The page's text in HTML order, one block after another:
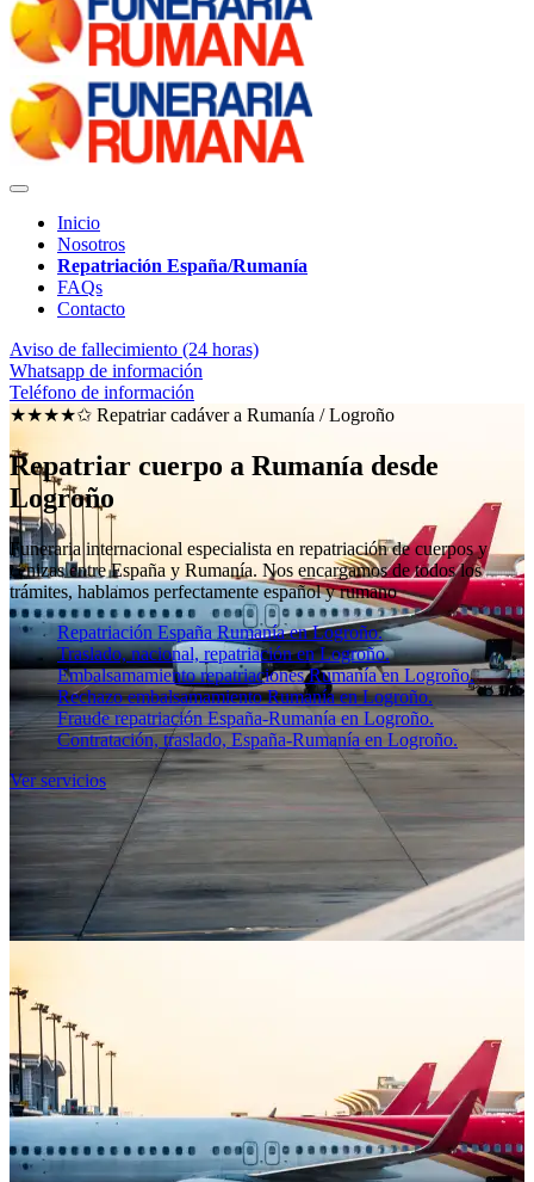
Inicio
Nosotros
Repatriación España/Rumanía
FAQs
Contacto
Aviso de fallecimiento (24 horas)
Whatsapp de información
Teléfono de información
★★★★✩ Repatriar cadáver a Rumanía /Logroño
Repatriar cuerpo a Rumanía desde
Logroño
Funeraria internacional especialista en repatriación de cuerpos y
cenizas entre España y Rumanía. Nos encargamos de todos los
trámites, hablamos perfectamente español y rumano
Repatriación España Rumanía en Logroño.
Traslado, nacional, repatriación en Logroño.
Embalsamamiento repatriaciones Rumanía en Logroño.
Rechazo embalsamamiento Rumanía en Logroño.
Fraude repatriación España-Rumanía en Logroño.
Contratación, traslado, España-Rumanía en Logroño.
Ver servicios